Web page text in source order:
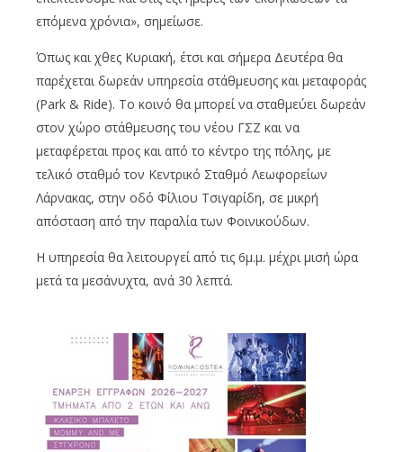
επόμενα χρόνια», σημείωσε.
Όπως και χθες Κυριακή, έτσι και σήμερα Δευτέρα θα
παρέχεται δωρεάν υπηρεσία στάθμευσης και μεταφοράς
(Park & Ride). Το κοινό θα μπορεί να σταθμεύει δωρεάν
στον χώρο στάθμευσης του νέου ΓΣΖ και να
μεταφέρεται προς και από το κέντρο της πόλης, με
τελικό σταθμό τον Κεντρικό Σταθμό Λεωφορείων
Λάρνακας, στην οδό Φίλιου Τσιγαρίδη, σε μικρή
απόσταση από την παραλία των Φοινικούδων.
Η υπηρεσία θα λειτουργεί από τις 6μ.μ. μέχρι μισή ώρα
μετά τα μεσάνυχτα, ανά 30 λεπτά.